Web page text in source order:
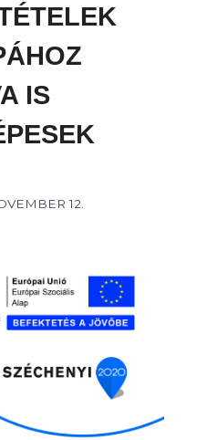
IS
12.